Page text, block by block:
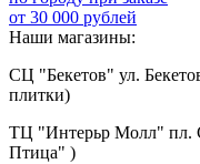
от 30 000 рублей
Наши магазины:
СЦ "Бекетов" ул.
плитки)
ТЦ "Интерьр Молл" пл.
Птица" )